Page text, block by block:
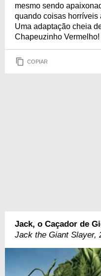
mesmo sendo
quando coisas horríveis
Uma adaptação cheia
Chapeuzinho Vermelho!
COPIAR
Jack, o Caçador de
Jack the Giant Slayer,